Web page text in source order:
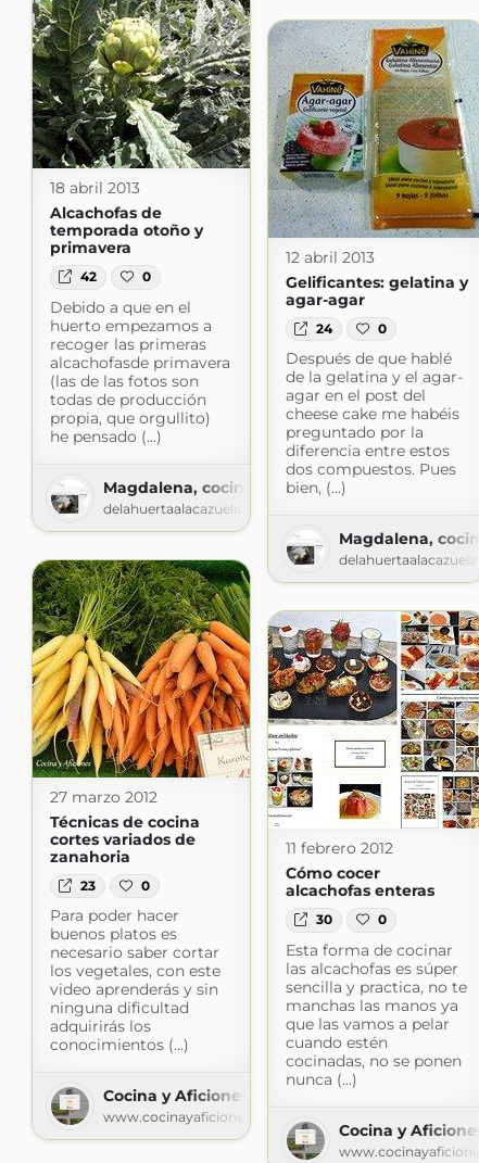
18 abril 2013
Alcachofas de
temporada otoño y
primavera
42 0
Debido a que en el
huerto empezamos a
recoger las primeras
alcachofasde primavera
(las de las fotos son
todas de producción
propia, que orgullito)
he pensado (...)
Magdalena, cocina y más
delahuertaalacazuela.blogspot.com
12 abril 2013
Gelificantes: gelatina y
agar-agar
24 0
Después de que hablé
de la gelatina y el agar-
agar en el post del
cheese cake me habéis
preguntado por la
diferencia entre estos
dos compuestos. Pues
bien, (...)
Magdalena,
27 marzo 2012
Técnicas de cocina
cortes variados de
zanahoria
23 0
Para poder hacer
buenos platos es
necesario saber cortar
los vegetales, con este
video aprenderás y sin
ninguna dificultad
adquirirás los
conocimientos (...)
Cocina y Aficiones
www.cocinayaficiones.com
11 febrero 2012
Cómo cocer
alcachofas enteras
30 0
Esta forma de cocinar
las alcachofas es súper
sencilla y practica, no te
manchas las manos ya
que las vamos a pelar
cuando estén
cocinadas, no se ponen
nunca (...)
Cocina y Aficiones